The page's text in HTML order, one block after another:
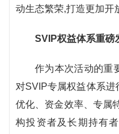
动生态繁荣,打造更加开
SVIP权益体系重磅
作为本次活动的重
对SVIP专属权益体系进
优化、资金效率、专属
构投资者及长期持有